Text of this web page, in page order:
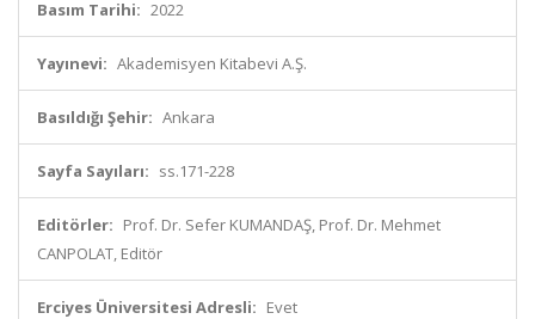
Basım Tarihi: 2022
Yayınevi: Akademisyen Kitabevi A.Ş.
Basıldığı Şehir: Ankara
Sayfa Sayıları: ss.171-228
Editörler: Prof. Dr. Sefer KUMANDAŞ, Prof. Dr. Mehmet
CANPOLAT, Editör
Erciyes Üniversitesi Adresli: Evet